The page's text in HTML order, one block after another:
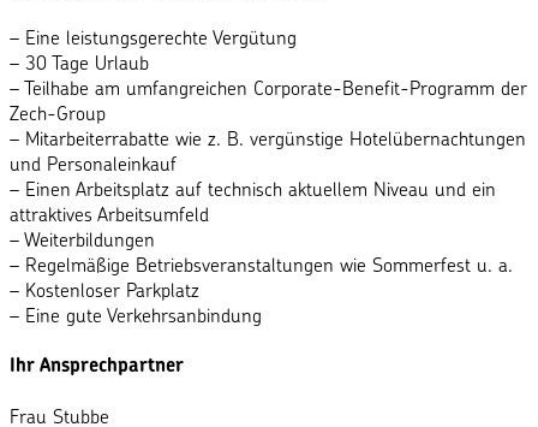
– Eine leistungsgerechte Vergütung
– 30 Tage Urlaub
– Teilhabe am umfangreichen Corporate-Benefit-Programm der
Zech-Group
– Mitarbeiterrabatte wie z. B. vergünstige Hotelübernachtungen
und Personaleinkauf
– Einen Arbeitsplatz auf technisch aktuellem Niveau und ein
attraktives Arbeitsumfeld
– Weiterbildungen
– Regelmäßige Betriebsveranstaltungen wie Sommerfest u. a.
– Kostenloser Parkplatz
– Eine gute Verkehrsanbindung
Ihr Ansprechpartner
Frau Stubbe